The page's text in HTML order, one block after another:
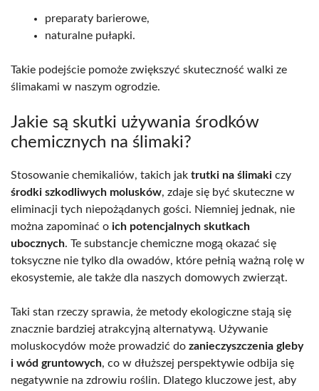
preparaty barierowe,
naturalne pułapki.
Takie podejście pomoże zwiększyć skuteczność walki ze
ślimakami w naszym ogrodzie.
Jakie są skutki używania środków
chemicznych na ślimaki?
Stosowanie chemikaliów, takich jak trutki na ślimaki czy
środki szkodliwych molusków, zdaje się być skuteczne w
eliminacji tych niepożądanych gości. Niemniej jednak, nie
można zapominać o ich potencjalnych skutkach
ubocznych. Te substancje chemiczne mogą okazać się
toksyczne nie tylko dla owadów, które pełnią ważną rolę w
ekosystemie, ale także dla naszych domowych zwierząt.
Taki stan rzeczy sprawia, że metody ekologiczne stają się
znacznie bardziej atrakcyjną alternatywą. Używanie
moluskocydów może prowadzić do zanieczyszczenia gleby
i wód gruntowych, co w dłuższej perspektywie odbija się
negatywnie na zdrowiu roślin. Dlatego kluczowe jest, aby